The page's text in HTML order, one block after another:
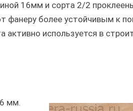
16мм и сорта 2/2
фанеру более устойчивым к
используется в
мм.